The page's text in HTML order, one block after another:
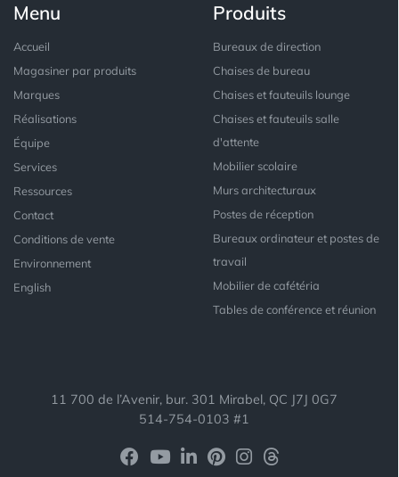
Menu
Accueil
Magasiner par produits
Marques
Réalisations
Équipe
Services
Ressources
Contact
Conditions de vente
Environnement
English
Produits
Bureaux de direction
Chaises de bureau
Chaises et fauteuils lounge
Chaises et fauteuils salle
d'attente
Mobilier scolaire
Murs architecturaux
Postes de réception
Bureaux ordinateur et postes de
travail
Mobilier de cafétéria
Tables de conférence et réunion
11 700 de l’Avenir, bur. 301 Mirabel, QC J7J 0G7
514-754-0103 #1